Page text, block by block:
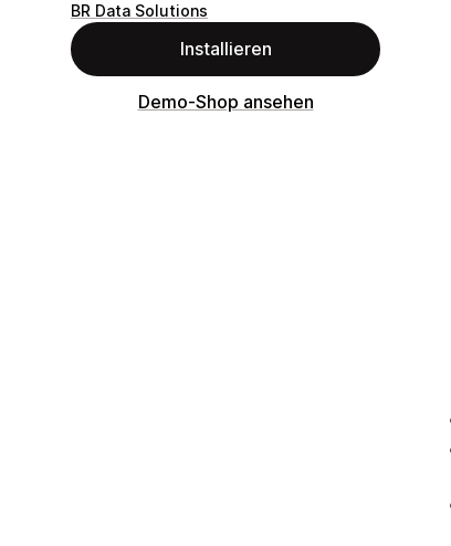
BR Data Solutions
Installieren
Demo-Shop ansehen